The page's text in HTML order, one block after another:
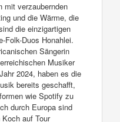
mit verzaubernden
und die Wärme, die
die einzigartigen
Folk-Duos Honahlei.
Sängerin
Musiker
2024, haben es die
bereits geschafft,
wie Spotify zu
durch Europa sind
auf Tour